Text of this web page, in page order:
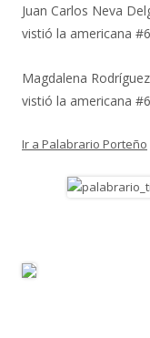
Juan Carlos Neva
vistió la americana
Magdalena
vistió la americana
Ir a Palabrario Porteño